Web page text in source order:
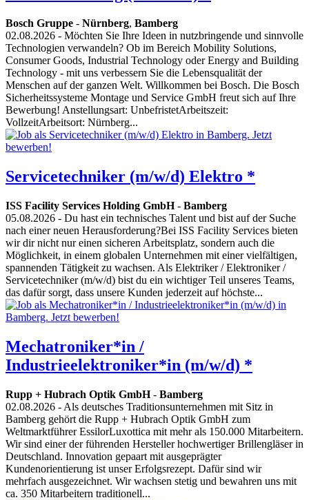
Bosch Gruppe - Nürnberg, Bamberg
02.08.2026 - Möchten Sie Ihre Ideen in nutzbringende und sinnvolle
Technologien verwandeln? Ob im Bereich Mobility Solutions,
Consumer Goods, Industrial Technology oder Energy and Building
Technology - mit uns verbessern Sie die Lebensqualität der
Menschen auf der ganzen Welt. Willkommen bei Bosch. Die Bosch
Sicherheitssysteme Montage und Service GmbH freut sich auf Ihre
Bewerbung! Anstellungsart: UnbefristetArbeitszeit:
VollzeitArbeitsort: Nürnberg...
Servicetechniker (m/w/d) Elektro *
ISS Facility Services Holding GmbH- Bamberg
05.08.2026 - Du hast ein technisches Talent und bist auf der Suche
nach einer neuen Herausforderung?Bei ISS Facility Services bieten
wir dir nicht nur einen sicheren Arbeitsplatz, sondern auch die
Möglichkeit, in einem globalen Unternehmen mit einer vielfältigen,
spannenden Tätigkeit zu wachsen. Als Elektriker / Elektroniker /
Servicetechniker (m/w/d) bist du ein wichtiger Teil unseres Teams,
das dafür sorgt, dass unsere Kunden jederzeit auf höchste...
Mechatroniker*in /
Industrieelektroniker*in (m/w/d) *
Rupp + Hubrach Optik GmbH- Bamberg
02.08.2026 - Als deutsches Traditionsunternehmen mit Sitz in
Bamberg gehört die Rupp + Hubrach Optik GmbH zum
Weltmarktführer EssilorLuxottica mit mehr als 150.000 Mitarbeitern.
Wir sind einer der führenden Hersteller hochwertiger Brillengläser in
Deutschland. Innovation gepaart mit ausgeprägter
Kundenorientierung ist unser Erfolgsrezept. Dafür sind wir
mehrfach ausgezeichnet. Wir wachsen stetig und bewahren uns mit
ca. 350 Mitarbeitern traditionell...